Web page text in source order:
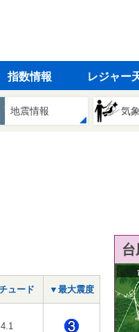
指数情報 レジャー
地震情報 気
ュード ▼最大震度